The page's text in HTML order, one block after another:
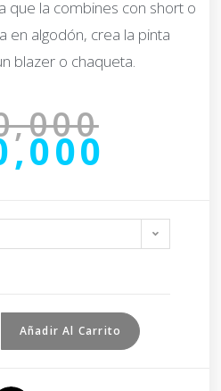
que la combines con short o
en algodón, crea la pinta
blazer o chaqueta.
Añadir Al Carrito